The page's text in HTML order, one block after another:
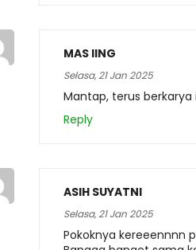
MAS IING
Selasa, 21 Jan 2025
Mantap, terus berkarya
Reply
ASIH SUYATNI
Selasa, 21 Jan 2025
Pokoknya kereeennnn